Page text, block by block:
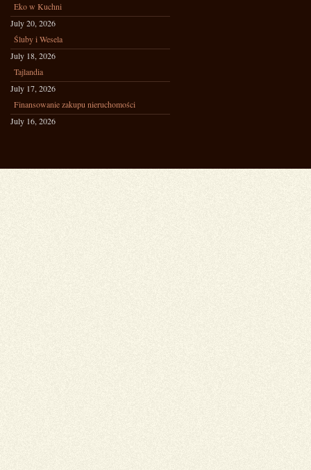
Eko w Kuchni
July 20, 2026
Śluby i Wesela
July 18, 2026
Tajlandia
July 17, 2026
Finansowanie zakupu nieruchomości
July 16, 2026